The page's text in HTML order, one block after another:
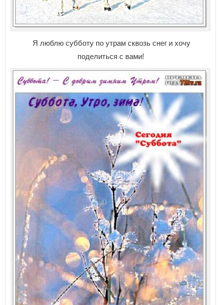
Я люблю субботу по утрам сквозь снег и хочу
поделиться с вами!